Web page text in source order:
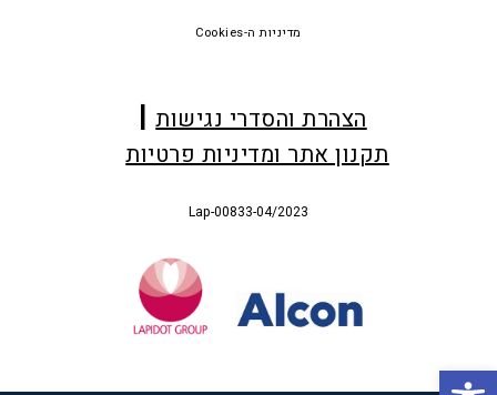
פתח סרגל נגישות
הצהרת והסדרי נגישות
תקנון אתר ומדיניות פרטיות
Lap-00833-04/2023
מדיניות ה-Cookies